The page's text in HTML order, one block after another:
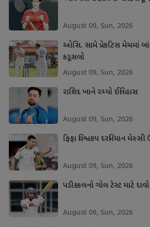
August 09, Sun, 2026
ઓસિ. સામે પ્રેકટિસ મેચમાં
કડૂસલો
August 09, Sun, 2026
રાશિદ ખાને રચ્યો ઈતિહાસ
August 09, Sun, 2026
ફિફા વિશ્વકપ દરમિયાન
August 09, Sun, 2026
પડીક્કલનો ગોલ ટેસ્ટ માટે દાવો
August 09, Sun, 2026